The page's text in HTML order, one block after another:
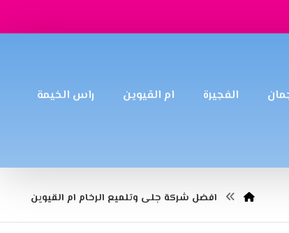
الفجيرة ام القيوين راس الخيمة
افضل شركة جلى وتلميع الرخام ام القيوين